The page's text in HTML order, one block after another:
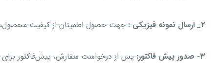
2_ ارسال نمونه فیزیکی : جهت حصول اطمینان از کیفیت محصول،
۳- صدور پیش فاکتور: پس از درخواست سفارش، پیش‌فاکتور